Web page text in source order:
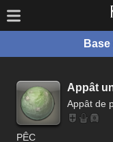
Appât
Appât de
PÊC